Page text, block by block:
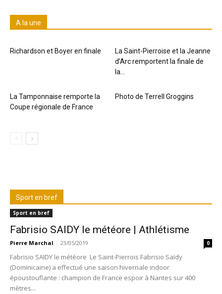
A la une
Richardson et Boyer en finale
La Saint-Pierroise et la Jeanne
d’Arc remportent la finale de
la...
La Tamponnaise remporte la
Coupe régionale de France
Photo de Terrell Groggins
Sport en bref
Sport en bref
Fabrisio SAIDY le météore | Athlétisme
Pierre Marchal - 23/05/2019 0
Fabrisio SAIDY le météore Le Saint-Pierrois Fabrisio Saïdy
(Dominicaine) a effectué une saison hivernale indoor
époustouflante : champion de France espoir à Nantes sur 400
mètres...